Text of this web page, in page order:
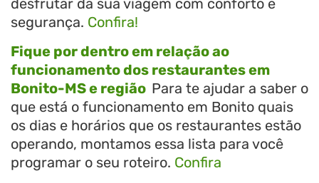
desfrutar da sua viagem com conforto e
segurança. Confira!
Fique por dentro em relação ao
funcionamento dos restaurantes em
Bonito-MS e região Para te ajudar a saber o
que está o funcionamento em Bonito quais
os dias e horários que os restaurantes estão
operando, montamos essa lista para você
programar o seu roteiro. Confira